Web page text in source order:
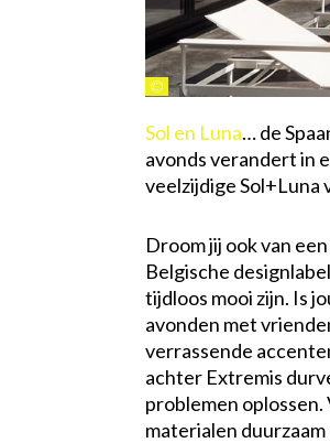
©
Sol en Luna… de
avonds verandert in
veelzijdige Sol+Luna
Droom jij ook van
Belgische
tijdloos mooi zijn. Is
avonden met
verrassende
achter Extremis
problemen
materialen